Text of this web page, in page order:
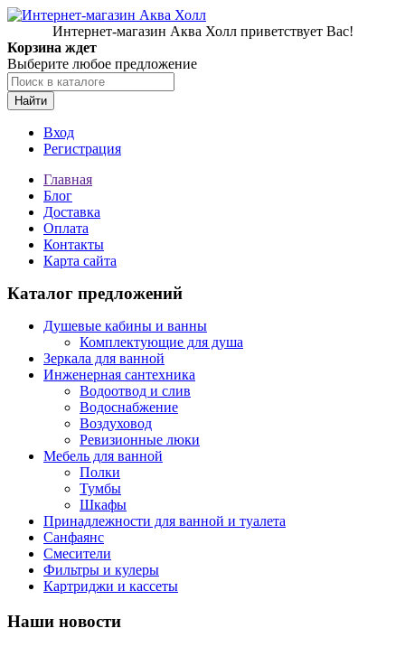
Интернет-магазин Аква Холл приветствует Вас!
Корзина ждет
Выберите любое предложение
Найти
Вход
Регистрация
Главная
Блог
Доставка
Оплата
Контакты
Карта сайта
Каталог предложений
Душевые кабины и ванны
Комплектующие для душа
Зеркала для ванной
Инженерная сантехника
Водоотвод и слив
Водоснабжение
Воздуховод
Ревизионные люки
Мебель для ванной
Полки
Тумбы
Шкафы
Принадлежности для ванной и туалета
Санфаянс
Смесители
Фильтры и кулеры
Картриджи и кассеты
Наши новости